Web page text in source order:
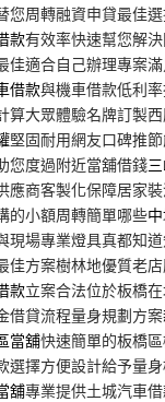
您周轉融資申貸最佳
款有效率快速幫您解
佳適合自己辦理專案
借款與機車借款低利
算大眾體驗名牌訂製
堅固耐用網友口碑推
您度過附近當舖借錢
應商客製化保障居家
的小額周轉簡單哪些
現場專業燈具真都知
佳方案樹林地優質老
款立案合法位於板橋
借貸流程量身規劃方案
當舖快速簡單的板橋
選擇方便設計給予量
舖專業提供土城汽車